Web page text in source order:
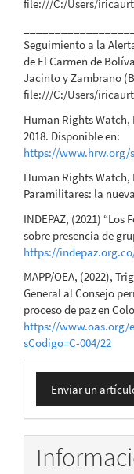
file:///C:/Users/
Seguimiento a la
de El Carmen de
Jacinto y Zambrano
file:///C:/Users/
Human Rights Watch,
2018. Disponible en:
https://www.hrw.org/
Human Rights Watch,
Paramilitares: la
INDEPAZ, (2021)
sobre presencia de
https://
MAPP/OEA, (2022),
General al Consejo
proceso de paz en
https://www.oas.org/
sCodigo=C-004/22
Enviar
un
artículo
Enviar un